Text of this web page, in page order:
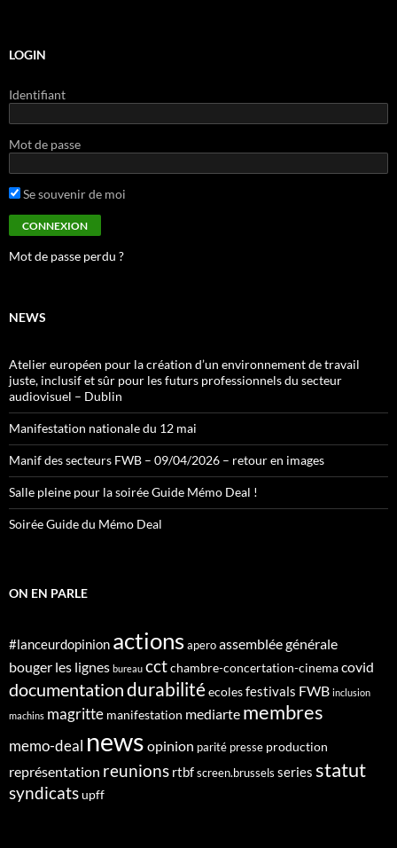
LOGIN
Identifiant
Mot de passe
Se souvenir de moi
Mot de passe perdu ?
NEWS
Atelier européen pour la création d’un environnement de travail
juste, inclusif et sûr pour les futurs professionnels du secteur
audiovisuel – Dublin
Manifestation nationale du 12 mai
Manif des secteurs FWB – 09/04/2026 – retour en images
Salle pleine pour la soirée Guide Mémo Deal !
Soirée Guide du Mémo Deal
ON EN PARLE
#lanceurdopinion actions apero assemblée générale
bouger les lignes bureau cctchambre-concertation-cinemacovid
documentationdurabilitéecolesfestivals FWB inclusion
machins magritte manifestation mediarte membres
memo-deal news opinion parité presse production
représentation reunions rtbf screen.brussels series statut
syndicatsupff